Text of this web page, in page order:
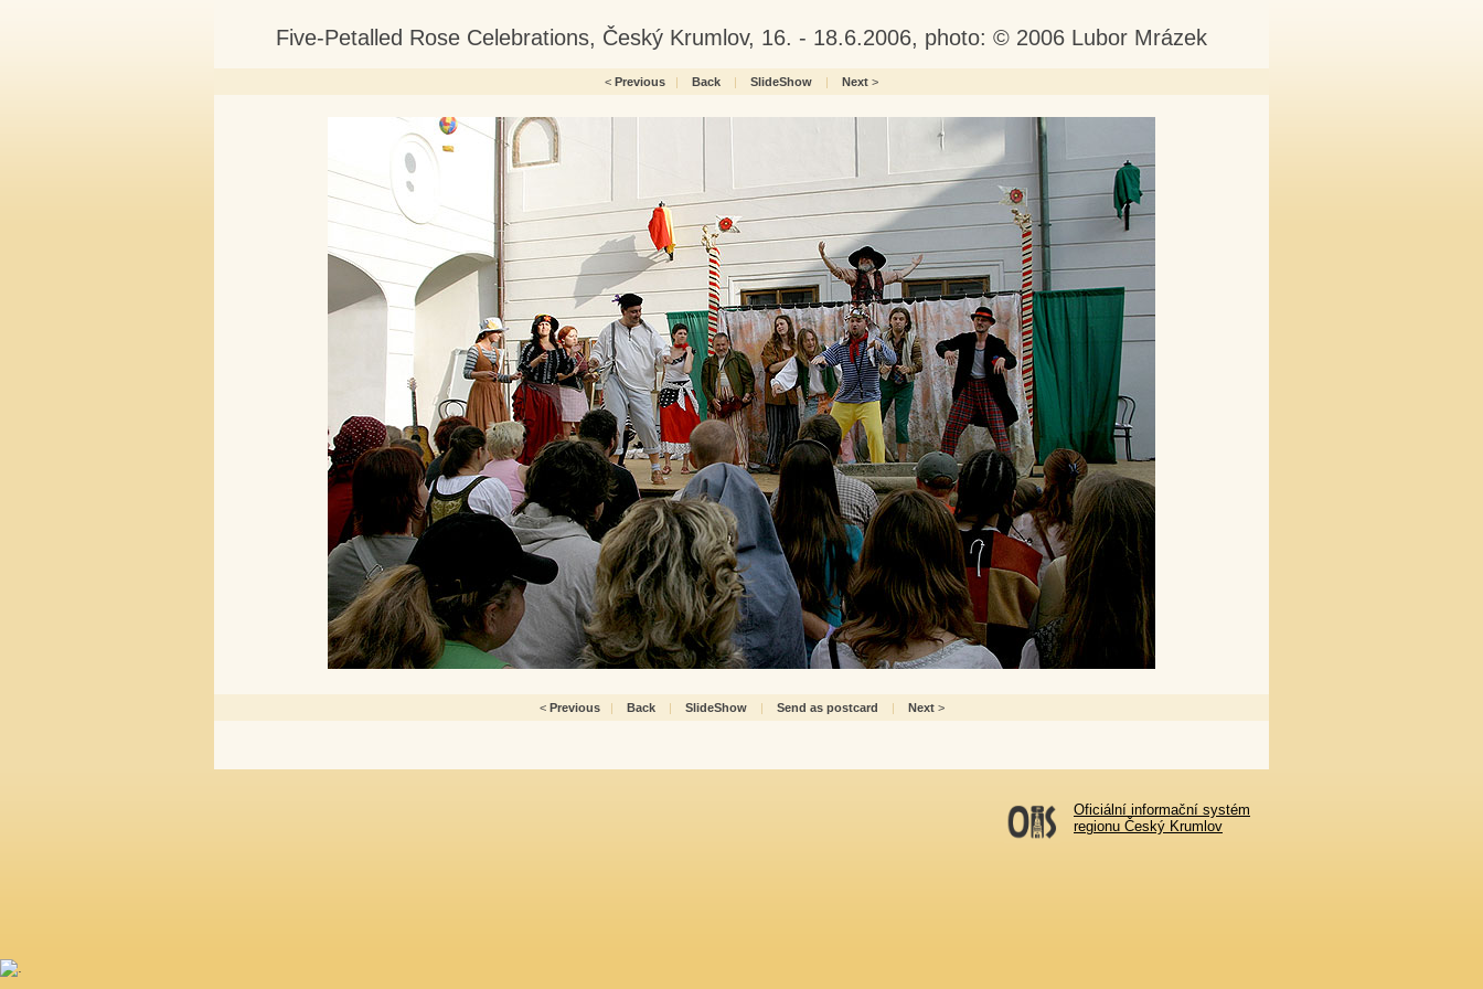
Five-Petalled Rose Celebrations, Český Krumlov, 16. - 18.6.2006, photo: © 2006 Lubor Mrázek
< Previous | Back | SlideShow | Next >
< Previous | Back | SlideShow | Send as postcard | Next>
Oficiální informační systém
regionu Český Krumlov